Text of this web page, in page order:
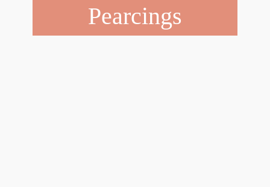
Pearcings